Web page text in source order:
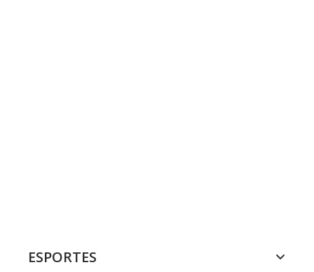
ESPORTES